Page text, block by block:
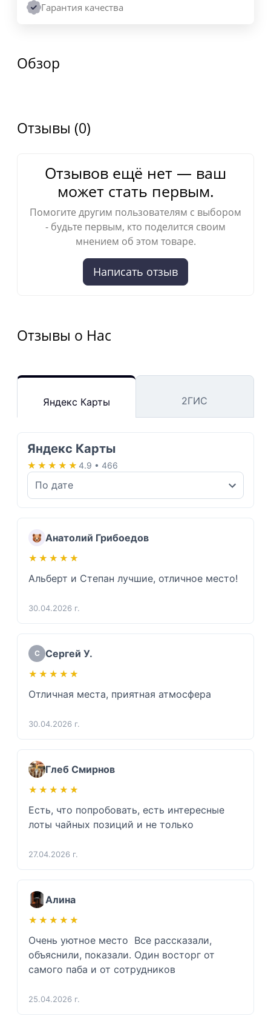
Гарантия качества
Обзор
Отзывы (0)
Отзывов ещё нет — ваш
может стать первым.
Помогите другим пользователям с выбором
- будьте первым, кто поделится своим
мнением об этом товаре.
Написать отзыв
Отзывы о Нас
Яндекс Карты 2ГИС
Яндекс Карты
★★★★★
★★★★★ 4.9 • 466
Анатолий Грибоедов
★★★★★
★★★★★
Альберт и Степан лучшие, отличное место!
30.04.2026 г.
С Сергей У.
★★★★★
★★★★★
Отличная места, приятная атмосфера
30.04.2026 г.
Глеб Смирнов
★★★★★
★★★★★
Есть, что попробовать, есть интересные
лоты чайных позиций и не только
27.04.2026 г.
Алина
★★★★★
★★★★★
Очень уютное место  Все рассказали,
объяснили, показали. Один восторг от
самого паба и от сотрудников
25.04.2026 г.